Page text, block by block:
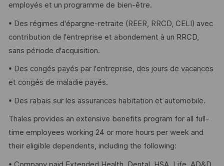
employés et un programme de bien-être.
• Des régimes d'épargne-retraite (REER, RRCD, CELI) avec
contribution de l'entreprise et abondement à un RRCD,
sans période d'acquisition.
• Des congés payés par l'entreprise, des jours de vacances
et congés de maladie payés.
• Des rabais sur les assurances habitation et automobile.
Thales provides an extensive benefits program for all full-
time employees working 24 or more hours per week and
their eligible dependents, including the following: